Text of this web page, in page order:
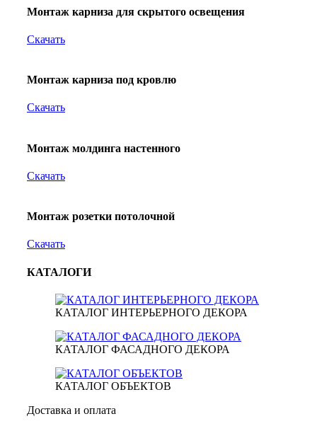
Монтаж карниза для скрытого освещения
Скачать
Монтаж карниза под кровлю
Скачать
Монтаж молдинга настенного
Скачать
Монтаж розетки потолочной
Скачать
КАТАЛОГИ
КАТАЛОГ ИНТЕРЬЕРНОГО ДЕКОРА
КАТАЛОГ ФАСАДНОГО ДЕКОРА
КАТАЛОГ ОБЪЕКТОВ
Доставка и оплата